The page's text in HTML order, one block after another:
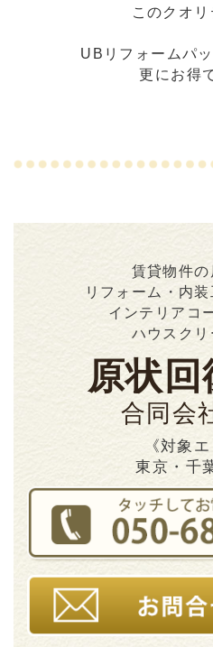
このクオリ
UBリフォームパ
更にお得
賃貸物件の
リフォーム・内
インテリアコ
ハウスク
原状
合同会
《対象エ
東京・千